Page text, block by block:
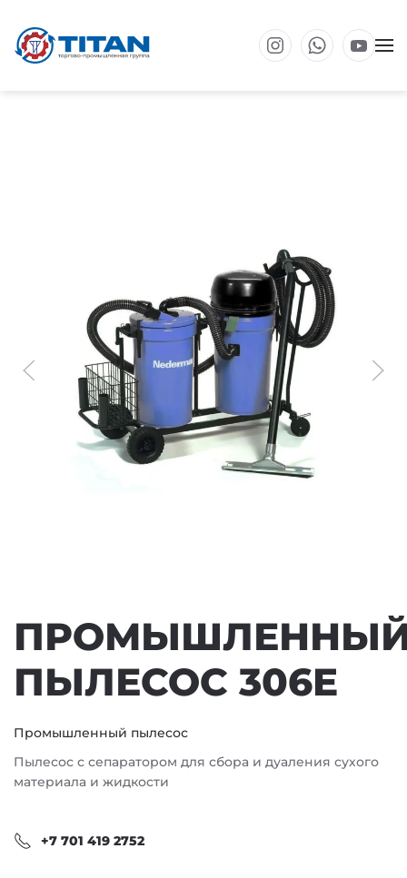
Перейти к основному содержанию
ПЫЛЕСОС 306E
Промышленный пылесос
Пылесос с сепаратором для сбора и дуаления сухого
материала и жидкости
+7 701 419 2752